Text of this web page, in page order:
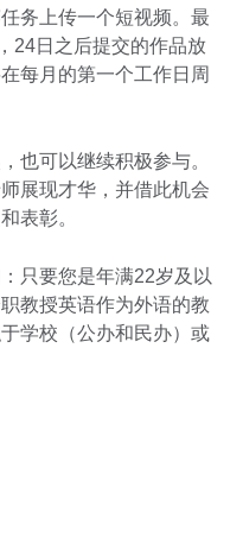
务上传一个短视频。最
24日之后提交的作品放
每月的第一个工作日周
也可以继续积极参与。
展现才华，并借此机会
表彰。
只要您是年满22岁及以
教授英语作为外语的教
学校（公办和民办）或